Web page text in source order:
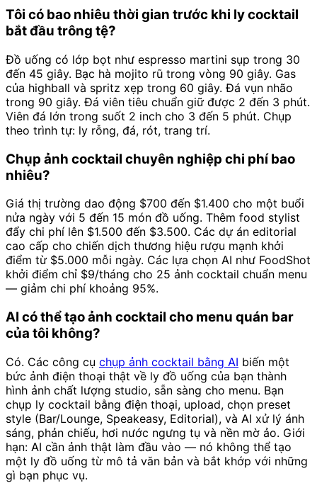
Tôi có bao nhiêu thời gian trước khi ly cocktail
bắt đầu trông tệ?
Đồ uống có lớp bọt như espresso martini sụp trong 30
đến 45 giây. Bạc hà mojito rũ trong vòng 90 giây. Gas
của highball và spritz xẹp trong 60 giây. Đá vụn nhão
trong 90 giây. Đá viên tiêu chuẩn giữ được 2 đến 3 phút.
Viên đá lớn trong suốt 2 inch cho 3 đến 5 phút. Chụp
theo trình tự: ly rỗng, đá, rót, trang trí.
Chụp ảnh cocktail chuyên nghiệp chi phí bao
nhiêu?
Giá thị trường dao động $700 đến $1.400 cho một buổi
nửa ngày với 5 đến 15 món đồ uống. Thêm food stylist
đẩy chi phí lên $1.500 đến $3.500. Các dự án editorial
cao cấp cho chiến dịch thương hiệu rượu mạnh khởi
điểm từ $5.000 mỗi ngày. Các lựa chọn AI như FoodShot
khởi điểm chỉ $9/tháng cho 25 ảnh cocktail chuẩn menu
— giảm chi phí khoảng 95%.
AI có thể tạo ảnh cocktail cho menu quán bar
của tôi không?
Có. Các công cụ chụp ảnh cocktail bằng AI biến một
bức ảnh điện thoại thật về ly đồ uống của bạn thành
hình ảnh chất lượng studio, sẵn sàng cho menu. Bạn
chụp ly cocktail bằng điện thoại, upload, chọn preset
style (Bar/Lounge, Speakeasy, Editorial), và AI xử lý ánh
sáng, phản chiếu, hơi nước ngưng tụ và nền mờ ảo. Giới
hạn: AI cần ảnh thật làm đầu vào — nó không thể tạo
một ly đồ uống từ mô tả văn bản và bắt khớp với những
gì bạn phục vụ.